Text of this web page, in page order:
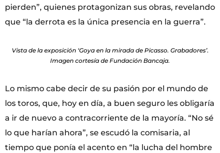
pierden”, quienes protagonizan sus obras, revelando
que “la derrota es la única presencia en la guerra”.
Vista de la exposición ‘Goya en la mirada de Picasso. Grabadores’.
Imagen cortesía de Fundación Bancaja.
Lo mismo cabe decir de su pasión por el mundo de
los toros, que, hoy en día, a buen seguro les obligaría
a ir de nuevo a contracorriente de la mayoría. “No sé
lo que harían ahora”, se escudó la comisaria, al
tiempo que ponía el acento en “la lucha del hombre